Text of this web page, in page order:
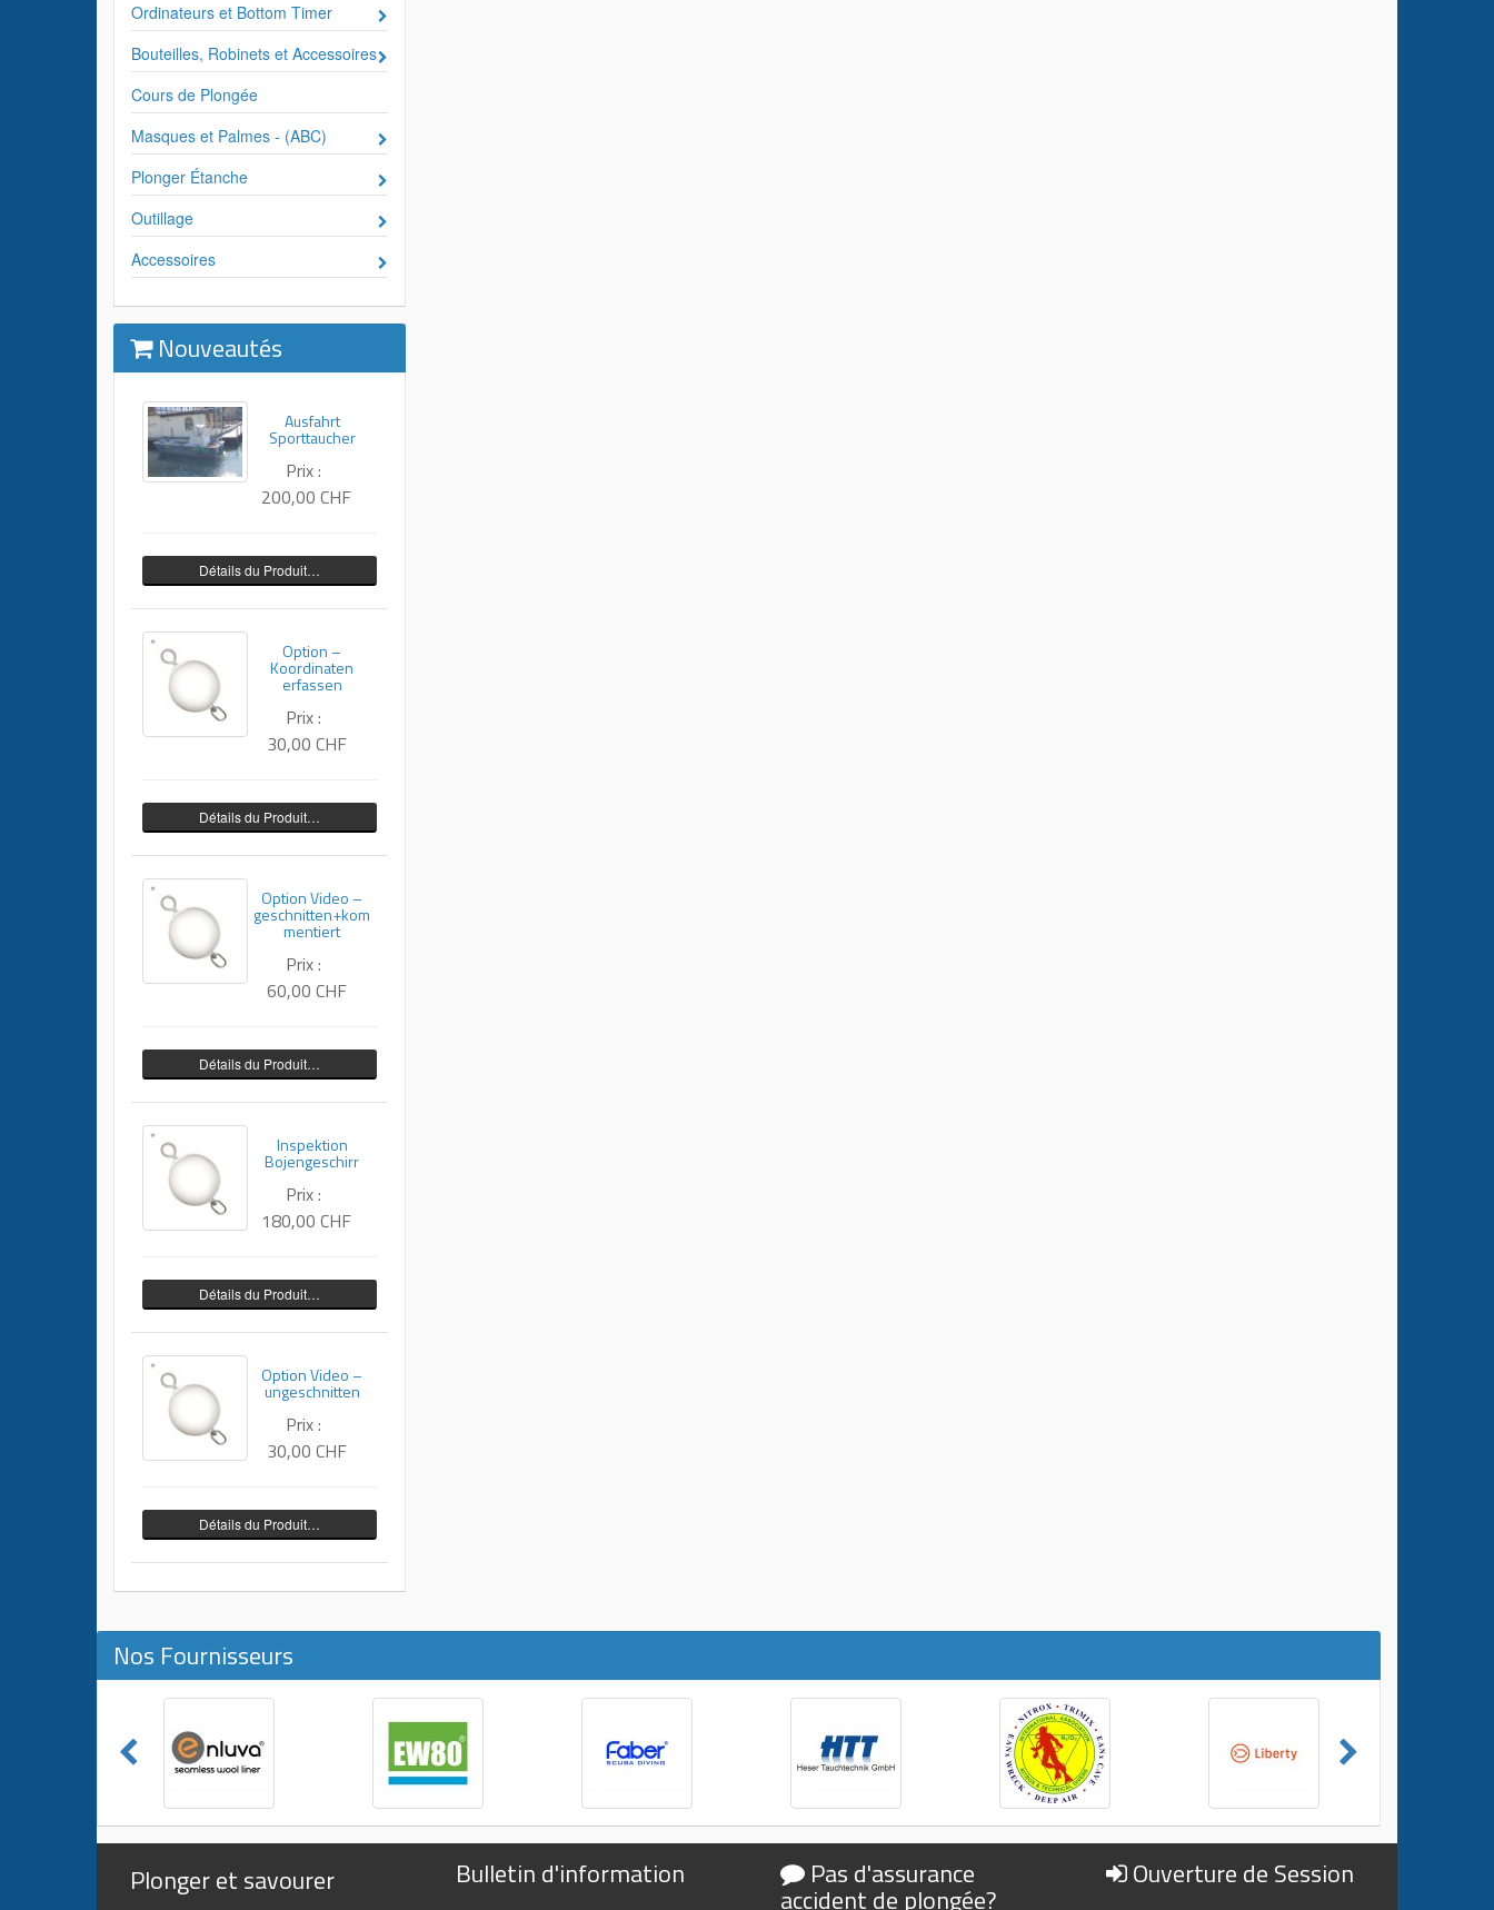
Ordinateurs et Bottom Timer
Bouteilles, Robinets et Accessoires
Cours de Plongée
Masques et Palmes - (ABC)
Plonger Étanche
Outillage
Accessoires
Nouveautés
Ausfahrt
Sporttaucher
Prix :
200,00 CHF
Détails du Produit…
Option –
Koordinaten
erfassen
Prix :
30,00 CHF
Détails du Produit…
Option Video –
geschnitten+kom
mentiert
Prix :
60,00 CHF
Détails du Produit…
Inspektion
Bojengeschirr
Prix :
180,00 CHF
Détails du Produit…
Option Video –
ungeschnitten
Prix :
30,00 CHF
Détails du Produit…
Nos Fournisseurs
Plonger et savourer Bulletin d'information Pas d'assurance
accident de plongée?
Ouverture de Session